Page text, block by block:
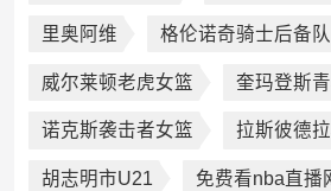
里奥阿维 格伦诺奇骑士后备队
威尔莱顿老虎女篮 奎玛登斯
诺克斯袭击者女篮 拉斯彼德
胡志明市U21 免费看nba直播